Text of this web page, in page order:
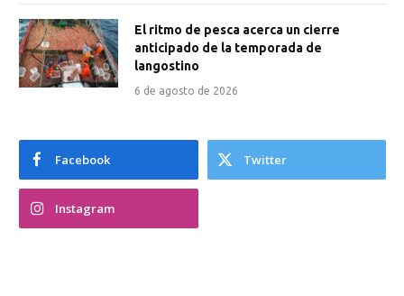
El ritmo de pesca acerca un cierre
anticipado de la temporada de
langostino
6 de agosto de 2026
Facebook Twitter
Instagram